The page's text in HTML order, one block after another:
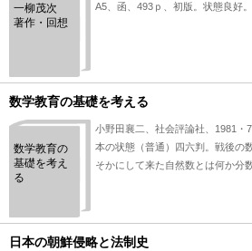
一柳茂次
著作・回想
A5、函、493ｐ、初版。状態良好。
数学教育の基礎を考える
数学教育の
基礎を考え
る
小野田襄二、社会評論社、1981・
本の状態（普通）四六判。戦後の
そかにして来た自然数とは何か分
日本の朝鮮侵略と法制史